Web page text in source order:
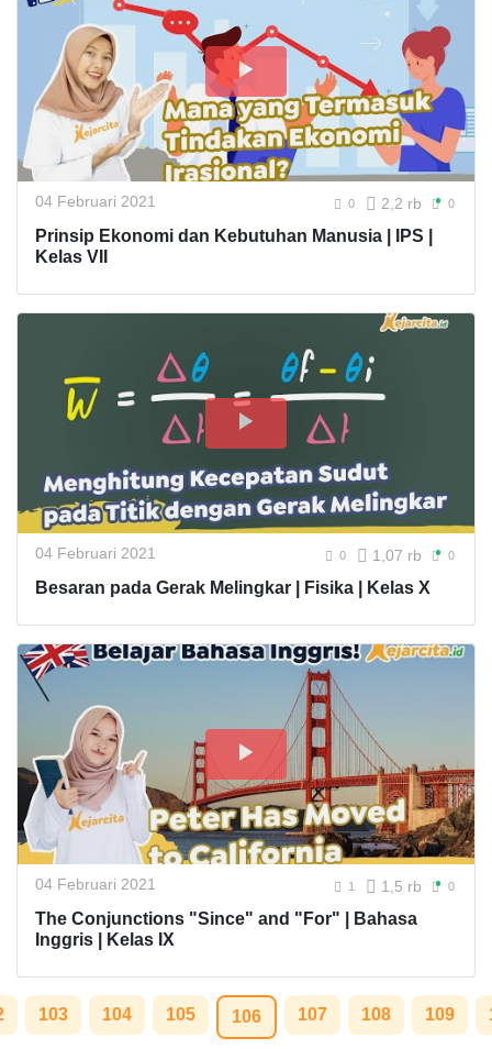
04 Februari 2021 0 2,2 rb 0
Prinsip Ekonomi dan Kebutuhan Manusia | IPS |
Kelas VII
04 Februari 2021 0 1,07 rb 0
Besaran pada Gerak Melingkar | Fisika | Kelas X
04 Februari 2021 1 1,5 rb 0
The Conjunctions "Since" and "For" | Bahasa
Inggris | Kelas IX
103 104 105 106 107 108 109